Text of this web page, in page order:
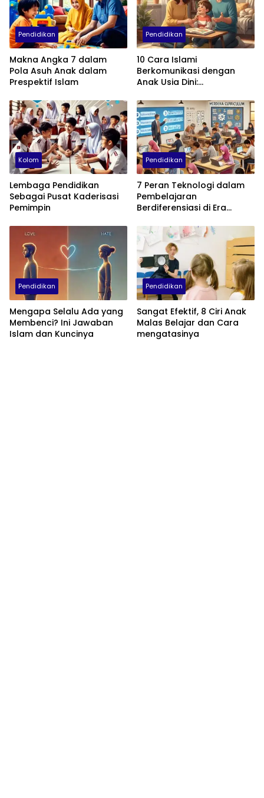
Pendidikan
Makna Angka 7 dalam
Pola Asuh Anak dalam
Prespektif Islam
Pendidikan
10 Cara Islami
Berkomunikasi dengan
Anak Usia Dini:
Empati, dan Cinta
Kolom
Lembaga Pendidikan
Sebagai Pusat Kaderisasi
Pemimpin
Pendidikan
7 Peran Teknologi dalam
Pembelajaran
Berdiferensiasi di Era
Pendidikan
Mengapa Selalu Ada yang
Membenci? Ini Jawaban
Islam dan Kuncinya
Pendidikan
Sangat Efektif, 8 Ciri Anak
Malas Belajar dan Cara
mengatasinya